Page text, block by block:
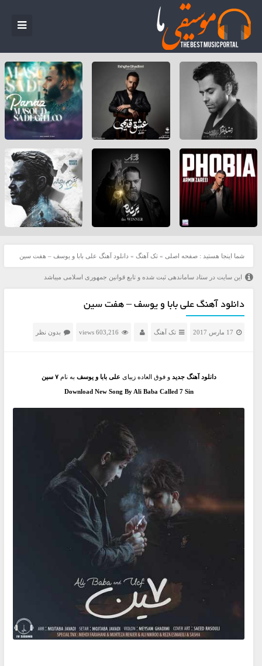
شما اینجا هستید : صفحه اصلی » تک آهنگ » دانلود آهنگ علی بابا و یوسف – هفت سین
این سایت در ستاد ساماندهی ثبت شده و تابع قوانین جمهوری اسلامی میباشد
دانلود آهنگ علی بابا و یوسف – هفت سین
17 مارس 2017 تک آهنگ 603,216 views بدون نظر
دانلود آهنگ جدید و فوق العاده زیبای علی بابا و یوسف به نام۷ سین
Download New Song By Ali Baba Called 7 Sin